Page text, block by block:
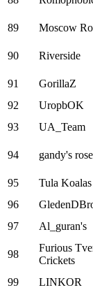
89
Moscow
90
Riverside
91
GorillaZ
92
UropbOK
93
UA_Team
94
gandy's
95
Tula Koalas
96
97
Al_guran's
98
Furious
Crickets
99
LINKOR